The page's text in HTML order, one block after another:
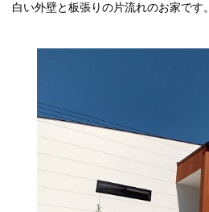
白い外壁と板張りの片流れのお家です。